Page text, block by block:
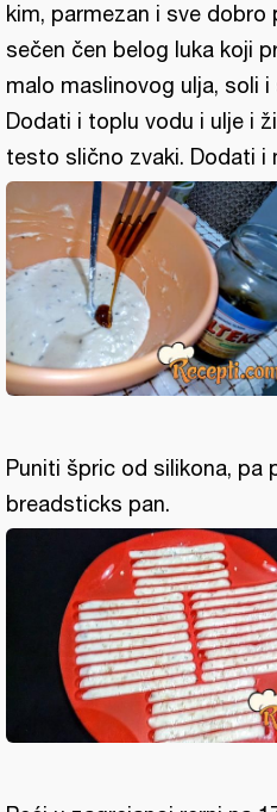
kim, parmezan i sve
sečen čen belog luka koji
malo maslinovog ulja, soli
Dodati i toplu vodu i ulje i
testo slično zvaki. Dodati i
Puniti špric od silikona, pa
breadsticks pan.